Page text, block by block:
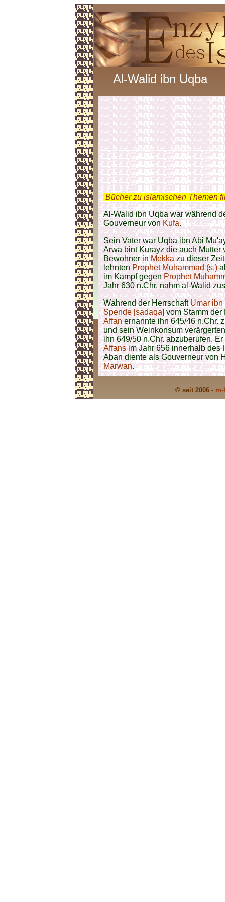
Al-Walid ibn Uqba
Bücher zu islamischen Themen
Al-Walid ibn Uqba war während
Gouverneur vonKufa.
Sein Vater war Uqba ibn Abi
Arwa bint Kurayz die auch Mutter
Bewohner inMekkazu dieser
lehntenProphet Muhammad (s.)
im Kampf gegenProphet
Jahr 630 n.Chr. nahm al-Walid
Während der HerrschaftUmar ibn
Spende [sadaqa]vom Stamm der
Affanernannte ihn 645/46 n.Chr.
und sein Weinkonsum
ihn 649/50 n.Chr. abzuberufen.
Affansim Jahr 656 innerhalb des
Aban diente als Gouverneur von
Marwan.
© seit 2006 -